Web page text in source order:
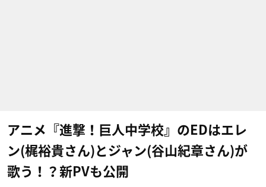
アニメ『進撃！巨人中学校』のEDはエレ
ン(梶裕貴さん)とジャン(谷山紀章さん)が
歌う！？新PVも公開